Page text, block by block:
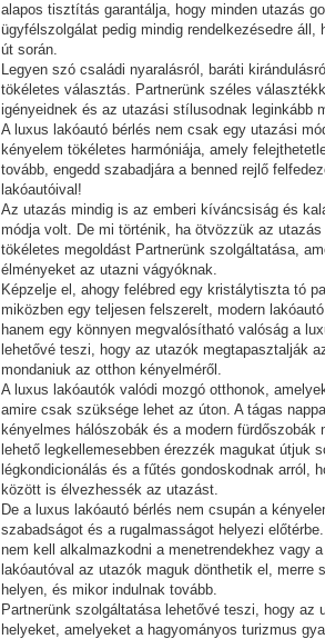
alapos tisztítás garantálja, hogy minden utazás
ügyfélszolgálat pedig mindig rendelkezésedre áll,
út során.
Legyen szó családi nyaralásról, baráti
tökéletes választás. Partnerünk széles
igényeidnek és az utazási stílusodnak leginkább
A luxus lakóautó bérlés nem csak egy utazási
kényelem tökéletes harmóniája, amely
tovább, engedd szabadjára a benned rejlő
lakóautóival!
Az utazás mindig is az emberi kíváncsiság és
módja volt. De mi történik, ha ötvözzük az
tökéletes megoldást Partnerünk szolgáltatása,
élményeket az utazni vágyóknak.
Képzelje el, ahogy felébred egy kristálytiszta tó
miközben egy teljesen felszerelt, modern
hanem egy könnyen megvalósítható valóság a
lehetővé teszi, hogy az utazók megtapasztalják
mondaniuk az otthon kényelméről.
A luxus lakóautók valódi mozgó otthonok,
amire csak szüksége lehet az úton. A tágas
kényelmes hálószobák és a modern
lehető legkellemesebben érezzék magukat útjuk
légkondicionálás és a fűtés gondoskodnak arról,
között is élvezhessék az utazást.
De a luxus lakóautó bérlés nem csupán a
szabadságot és a rugalmasságot helyezi
nem kell alkalmazkodni a menetrendekhez vagy
lakóautóval az utazók maguk dönthetik el,
helyen, és mikor indulnak tovább.
Partnerünk szolgáltatása lehetővé teszi, hogy
helyeket, amelyeket a hagyományos turizmus